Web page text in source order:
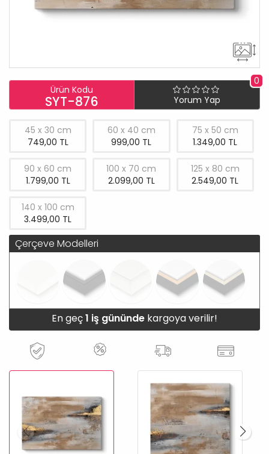
Ürün Kodu
SYT-876
0
Yorum Yap
45 x 30 cm
749,00 TL
60 x 40 cm
999,00 TL
75 x 50 cm
1.349,00 TL
90 x 60 cm
1.799,00 TL
100 x 70 cm
2.099,00 TL
125 x 80 cm
2.549,00 TL
140 x 100 cm
3.499,00 TL
Çerçeve Modelleri
En geç1 iş gününde kargoya verilir!